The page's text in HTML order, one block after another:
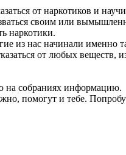
от наркотиков и
своим или
наркотики.
из нас начинали именно
от любых веществ,
на собраниях информацию.
помогут и тебе.